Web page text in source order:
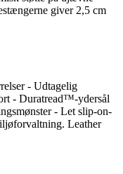
giver 2,5 cm
- Udtagelig
- Duratread™-ydersål
- Let slip-on-
Leather